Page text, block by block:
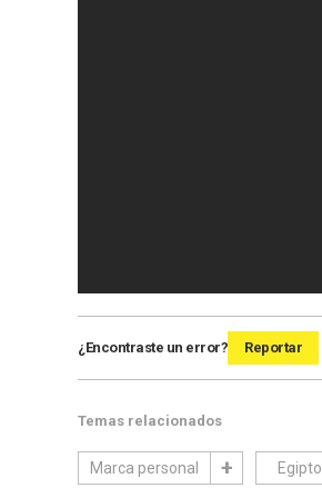
¿Encontraste un error? Reportar
Temas relacionados
Marca personal Egipto